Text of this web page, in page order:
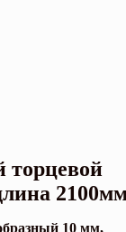
торцевой
10 мм,